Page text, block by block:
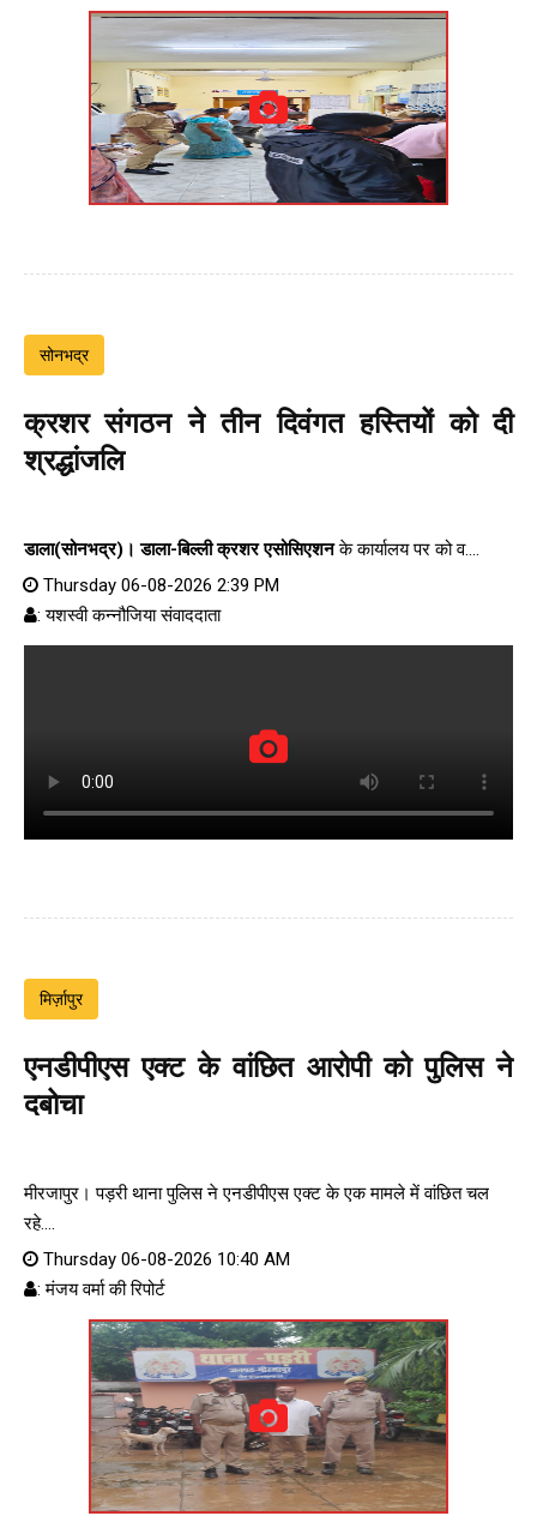
सोनभद्र
क्रशर संगठन ने तीन दिवंगत हस्तियों को दी
श्रद्धांजलि
डाला(सोनभद्र)। डाला-बिल्ली क्रशर एसोसिएशनके कार्यालय पर को व....
Thursday 06-08-2026 2:39 PM
: यशस्वी कन्नौजिया संवाददाता
मिर्ज़ापुर
एनडीपीएस एक्ट के वांछित आरोपी को पुलिस ने
दबोचा
मीरजापुर। पड़री थाना पुलिस ने एनडीपीएस एक्ट के एक मामले में वांछित चल
रहे....
Thursday 06-08-2026 10:40 AM
: मंजय वर्मा की रिपोर्ट